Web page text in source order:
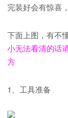
完装好会有惊喜
下面上图，有不
小无法看清的话
方
1、工具准备